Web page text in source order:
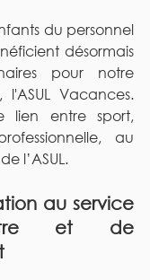
du personnel
désormais
pour notre
Vacances.
lien entre sport,
au
l’ASUL.
au service
et de